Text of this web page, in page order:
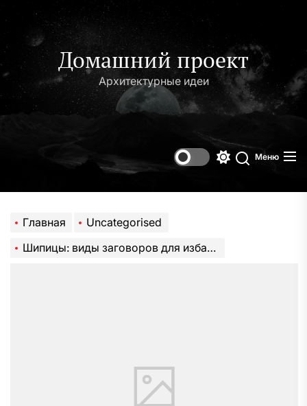
содержимому
Домашний проект
Архитектурные идеи
Поиск
Меню
Главная
Uncategorised
Шипицы: виды заговоров для избавления от нароста